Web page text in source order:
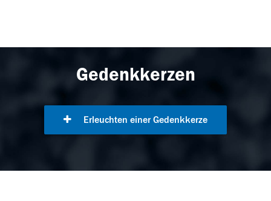
Gedenkkerzen
Erleuchten einer Gedenkkerze